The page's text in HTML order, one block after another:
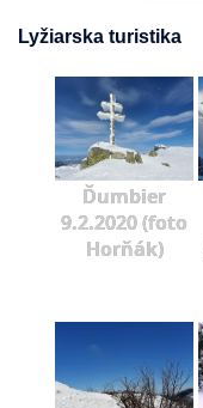
Lyžiarska turistika
Ďumbier
9.2.2020 (foto
Horňák)